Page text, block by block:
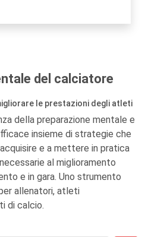
del calciatore
le prestazioni degli atleti
della preparazione mentale e
insieme di strategie che
e a mettere in pratica
al miglioramento
e in gara. Uno strumento
allenatori, atleti
di calcio.